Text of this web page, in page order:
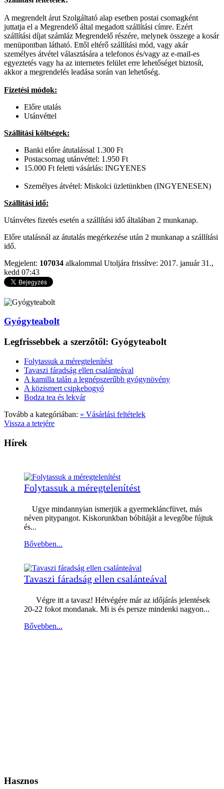
A megrendelt árut Szolgáltató alap esetben postai csomagként
juttatja el a Megrendelő által megadott szállítási címre. Ezért
szállítási díjat számláz Megrendelő részére, melynek összege a kosár
menüpontban látható. Ettől eltérő szállítási mód, vagy akár
személyes átvétel választására a telefonos és/vagy az e-mail-es
egyeztetés vagy ha az internetes felület erre lehetőséget biztosít,
akkor a megrendelés leadása során van lehetőség.
Fizetési módok:
Előre utalás
Utánvéttel
Szállítási költségek:
Banki előre átutalással 1.300 Ft
Postacsomag utánvéttel: 1.950 Ft
15.000 Ft feletti vásárlás: INGYENES
Személyes átvétel: Miskolci üzletünkben (INGYENESEN)
Szállítási idő:
Utánvétes fizetés esetén a szállítási idő általában 2 munkanap.
Előre utalásnál az átutalás megérkezése után 2 munkanap a szállítási
idő.
Megjelent: 107034 alkalommal Utoljára frissítve: 2017. január 31.,
kedd 07:43
Gyógyteabolt
Legfrissebbek a szerzőtől: Gyógyteabolt
Folytassuk a méregtelenítést
Tavaszi fáradság ellen csalánteával
A kamilla talán a legnépszerűbb gyógynövény
A közismert csipkebogyó
Bodza tea és lekvár
Tovább a kategóriában: « Vásárlási feltételek
Vissza a tetejére
Hírek
Folytassuk a méregtelenítést
Ugye mindannyian ismerjük a gyermekláncfüvet, más
néven pitypangot. Kiskorunkban bóbitáját a levegőbe fújtuk
és...
Bővebben...
Tavaszi fáradság ellen csalánteával
Végre itt a tavasz! Hétvégére már az időjárás jelentések
20-22 fokot mondanak. Mi is és persze mindenki nagyon...
Bővebben...
Hasznos